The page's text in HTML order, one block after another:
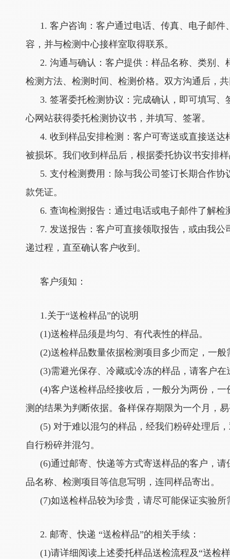
1. 客户咨询：客户通过电话、传真、电子邮
容，并与检测中心接样室取得联系。
2. 沟通与确认：客户提供：样品名称、类别
检测方法、检测时间、检测价格。双方沟通后，
3. 签署委托检测协议：完成确认，即可填写
心网站获得委托检测协议书，并填写、签署。
4. 收到样品安排检测：客户可寄送或直接送
被损坏。我们收到样品后，根据委托协议书安排
5. 支付检测费用：除与我公司签订长期合作
款凭证。
6. 查询检测报告：通过电话或电子邮件了解检
7. 发送报告：客户可直接领取报告，或由我
递过程，直至确认客户收到。
客户须知：
1.关于“送检样品”的说明
(1)送检样品须是均匀、有代表性的样品。
(2)送检样品数量依据检测项目多少而定，一
(3)需避光保存、冷藏或冷冻的样品，请客户
(4)客户送检样品经接收后，一般分为两份，
测的结果为判断依据。备样保存期限为一个月，
(5) 对于难以混匀的样品，经我们粉碎处理后
自行粉碎并混匀。
(6)通过邮寄、快递等方式寄送样品的客户，
品名称、检测项目等信息写明，连同样品寄出。
(7)如送检样品较为珍贵，请尽可能保证实验
2. 邮寄、快递 “送检样品”的相关手续：
(1)请详细阅读上述委托样品送检流程及“送检